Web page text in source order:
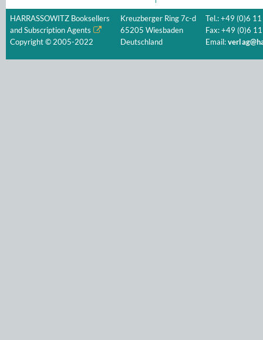
HARRASSOWITZ Booksellers
and Subscription Agents
Copyright © 2005-2022
Kreuzberger Ring 7c-d
65205 Wiesbaden
Deutschland
Tel.: +49 (0)6
Fax: +49 (0)6
Email: